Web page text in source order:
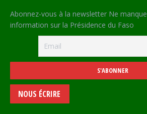
Abonnez-vous à la newsletter Ne
information sur la Présidence du Faso
NOUS ÉCRIRE